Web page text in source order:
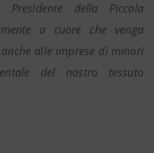
Presidente della Piccola
a cuore che venga
alle imprese di minori
del nostro tessuto